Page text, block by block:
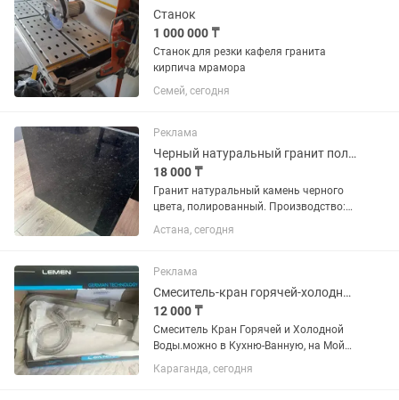
Станок
1 000 000 ₸
Станок для резки кафеля гранита
кирпича мрамора
Семей, сегодня
Реклама
Черный натуральный гранит полированный
18 000 ₸
Гранит натуральный камень черного
цвета, полированный. Производство:
Китай. Размер: 60602 Цена: 16.000тг/
по адресу: Шарль де...
Астана, сегодня
Реклама
Смеситель-кран горячей-холодной Воды.в Раковины, Мойки,кухня-Ванна.Новый.
12 000 ₸
Смеситель Кран Горячей и Холодной
Воды.можно в Кухню-Ванную, на Мойку
и Раковину. Высокий. Гусак-вывод
Смесителя крутится по оси на
Караганда, сегодня